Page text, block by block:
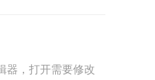
器，打开需要修改